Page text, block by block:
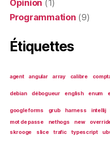
Opinion (1)
Programmation (9)
Étiquettes
agent angular array calibre
debian débogueur english enum
google forms grub harness intellij
mot de passe nethogs new
skrooge
slice trafic typescript